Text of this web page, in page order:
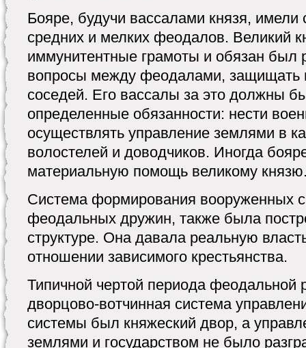
Бояре, будучи вассалами князя,
средних и мелких феодалов. Великий
иммунитентные грамоты и обязан был
вопросы между феодалами, защищать
соседей. Его вассалы за это должны
определенные обязанности: нести
осуществлять управление землями в
волостелей и доводчиков. Иногда
материальную помощь великому
Система формирования вооруженных
феодальных дружин, также была
структуре. Она давала реальную
отношении зависимого крестьянства.
Типичной чертой периода феодальной
дворцово-вотчинная система
системы был княжеский двор, а
землями и государством не было